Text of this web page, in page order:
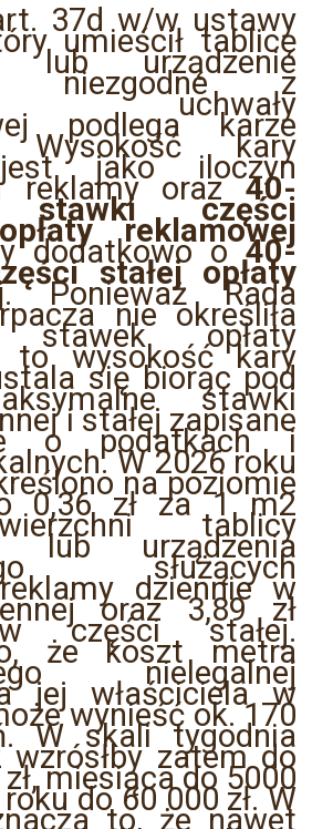
37d w/w ustawy
umieścił tablicę
lub urządzenie
niezgodne z
uchwały
podlega karze
Wysokość kary
jako iloczyn
reklamy oraz40-
stawki części
reklamowej
dodatkowo o40-
stałej opłaty
. Ponieważ Rada
nie określiła
stawek opłaty
to wysokość kary
się biorąc pod
stawki
i stałej zapisane
o podatkach i
W 2026 roku
na poziomie
0,36 zł za 1 m2
tablicy
lub urządzenia
służących
dziennie w
oraz 3,89 zł
części stałej.
że koszt metra
nielegalnej
jej właściciela w
wynieść ok. 170
W skali tygodnia
zatem do
miesiąca do 5000
do 60 000 zł. W
to, że nawet